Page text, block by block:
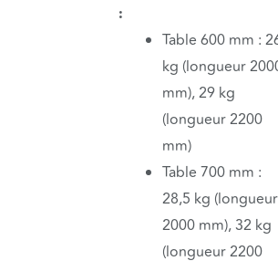
:
Table 600 mm :
kg (longueur
mm), 29 kg
(longueur 2200
mm)
Table 700 mm :
28,5 kg (longueur
2000 mm), 32 kg
(longueur 2200